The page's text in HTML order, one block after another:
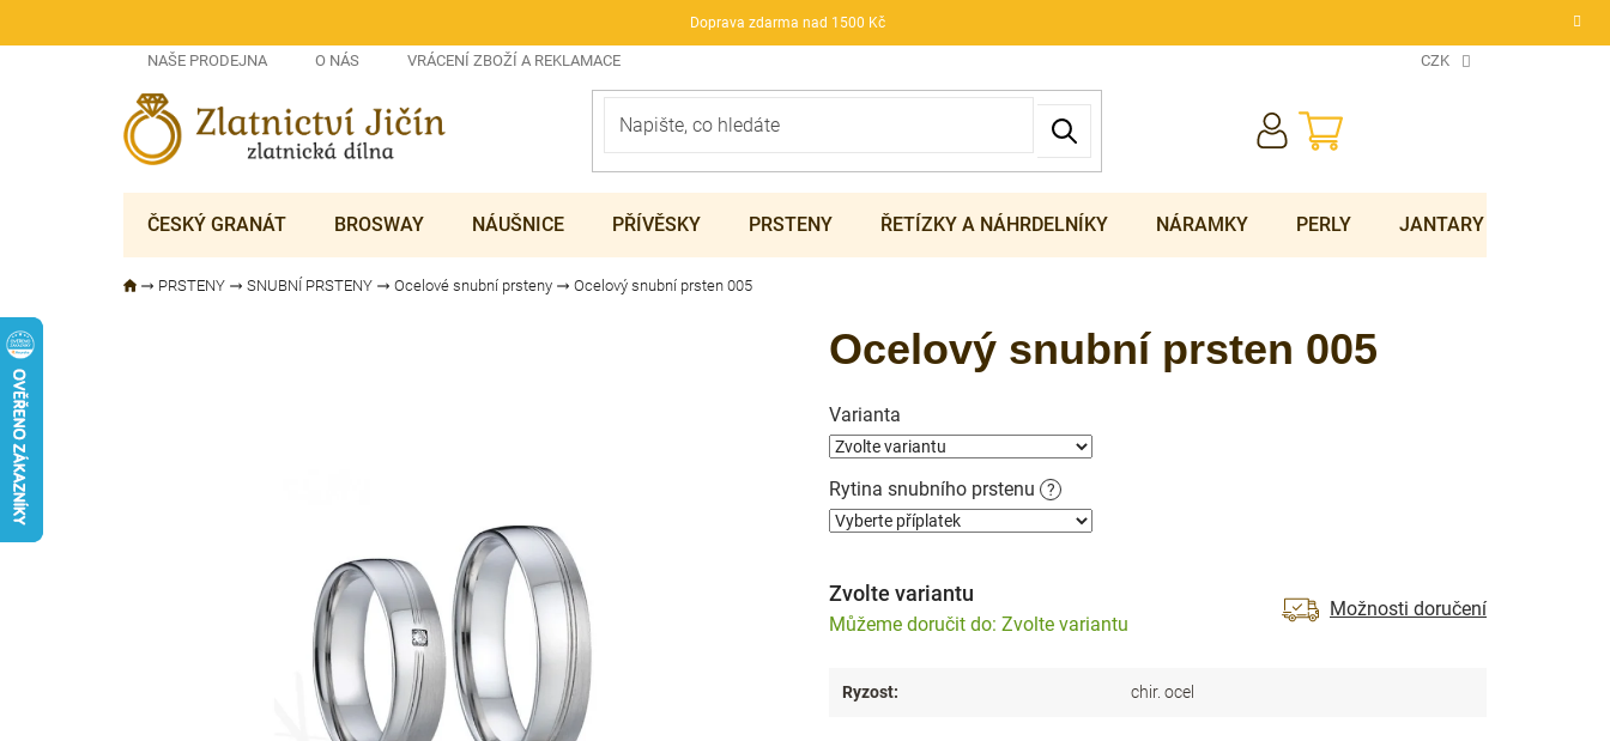
Doprava zdarma nad 1500 Kč
NAŠE PRODEJNA O NÁS VRÁCENÍ ZBOŽÍ A REKLAMACE CZK
NÁKUPNÍ
KOŠÍK
ČESKÝ GRANÁT BROSWAY NÁUŠNICE PŘÍVĚSKY PRSTENY ŘETÍZKY A NÁHRDELNÍKY NÁRAMKY PERLY JANTARY
PRSTENY SNUBNÍ PRSTENY Ocelové snubní prsteny Ocelový snubní prsten 005
Varianta
Rytina snubního prstenu ?
Ocelový snubní prsten 005
Zvolte variantu
Zvolte variantu
Možnosti doručení
Ryzost: chir. ocel